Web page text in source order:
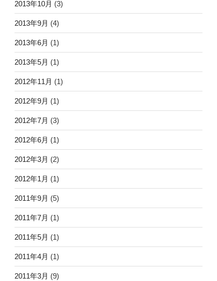
2013年10月 (3)
2013年9月 (4)
2013年6月 (1)
2013年5月 (1)
2012年11月 (1)
2012年9月 (1)
2012年7月 (3)
2012年6月 (1)
2012年3月 (2)
2012年1月 (1)
2011年9月 (5)
2011年7月 (1)
2011年5月 (1)
2011年4月 (1)
2011年3月 (9)